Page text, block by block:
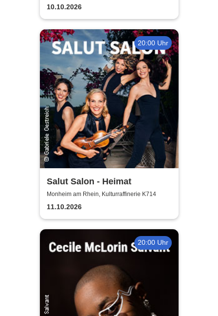
10.10.2026
20:00 Uhr
Salut Salon - Heimat
Monheim am Rhein, Kulturraffinerie K714
11.10.2026
20:00 Uhr